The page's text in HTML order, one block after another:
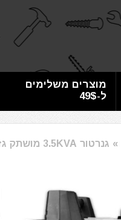
מוצרים משלימים
ל-49$
» גנרטור 3.5KVA מושתק גז/בנזין KOMPAK (כולל סטרטר) ITC Power